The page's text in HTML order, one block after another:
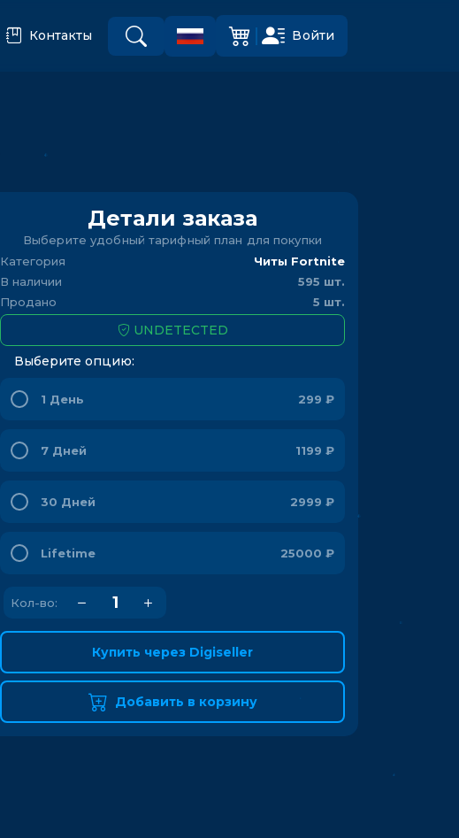
Контакты Войти
Детали заказа
Выберите удобный тарифный план для покупки
Категория
Читы Fortnite
В наличии
595 шт.
Продано
5 шт.
UNDETECTED
Выберите опцию:
1 День 299 ₽
7 Дней 1199 ₽
30 Дней 2999 ₽
Lifetime 25000 ₽
Кол-во:
Купить через Digiseller
Добавить в корзину